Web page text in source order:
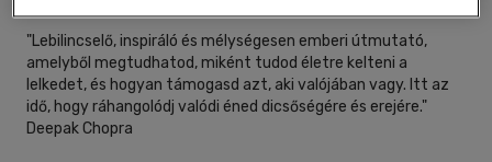
"Lebilincselő, inspiráló és mélységesen emberi útmutató,
amelyből megtudhatod, miként tudod életre kelteni a
lelkedet, és hogyan támogasd azt, aki valójában vagy. Itt az
idő, hogy ráhangolódj valódi éned dicsőségére és erejére."
Deepak Chopra